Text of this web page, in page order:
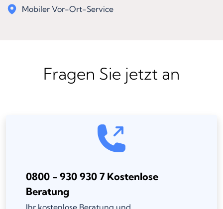
Mobiler Vor-Ort-Service
Fragen Sie jetzt an
0800 - 930 930 7 Kostenlose
Beratung